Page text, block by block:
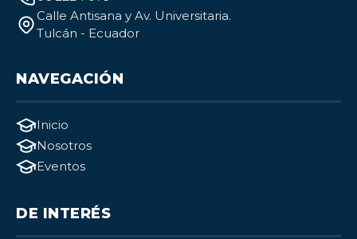
Calle Antisana y Av. Universitaria.
Tulcán - Ecuador
NAVEGACIÓN
Inicio
Nosotros
Eventos
DE INTERÉS